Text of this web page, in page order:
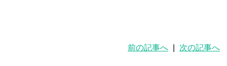
前の記事へ 次の記事へ